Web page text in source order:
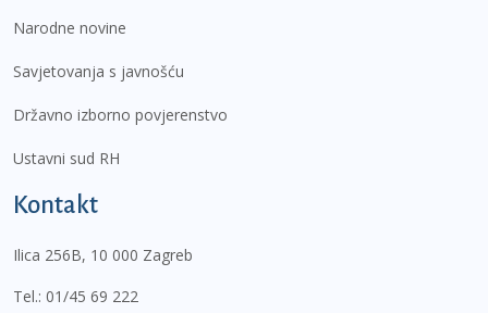
Narodne novine
Savjetovanja s javnošću
Državno izborno povjerenstvo
Ustavni sud RH
Kontakt
Ilica 256B, 10 000 Zagreb
Tel.: 01/45 69 222